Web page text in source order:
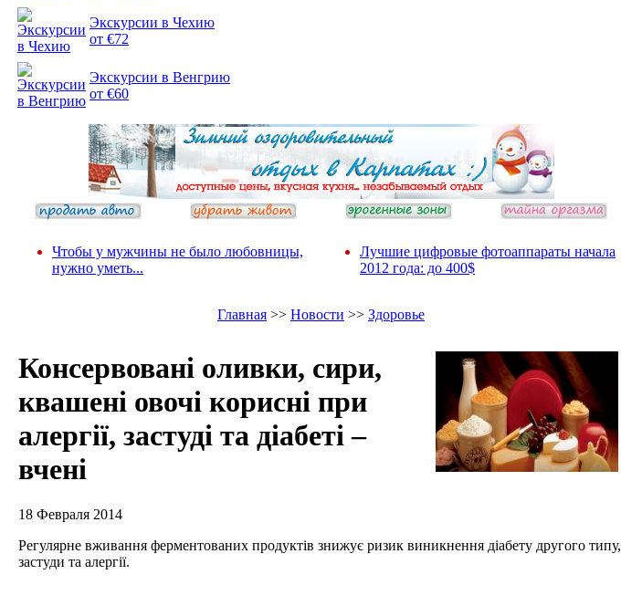
Экскурсии в Чехию
от €72
Экскурсии в Венгрию
от €60
Чтобы у мужчины не было любовницы,
нужно уметь...
Лучшие цифровые фотоаппараты начала
2012 года: до 400$
Главная >> Новости >> Здоровье
Консервовані оливки, сири,
квашені овочі корисні при
алергії, застуді та діабеті –
вчені
18 Февраля 2014
Регулярне вживання ферментованих продуктів знижує ризик виникнення діабету другого типу,
застуди та алергії.